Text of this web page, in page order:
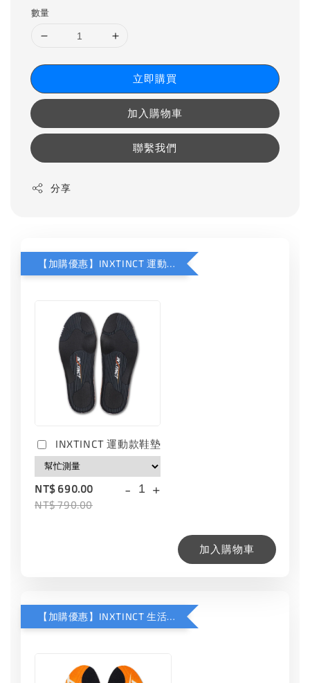
數量
立即購買
加入購物車
聯繫我們
分享
【加購優惠】INXTINCT 運動款鞋墊
INXTINCT 運動款鞋墊
NT$ 690.00
NT$ 790.00
- +
加入購物車
【加購優惠】INXTINCT 生活日用鞋墊